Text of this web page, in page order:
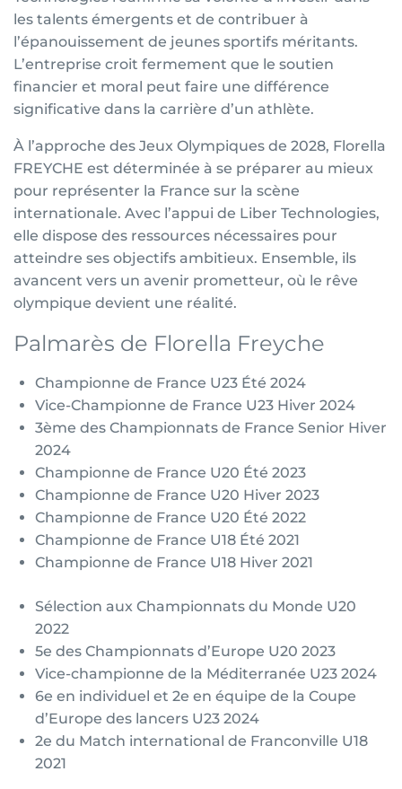
les talents émergents et de contribuer à
l’épanouissement de jeunes sportifs méritants.
L’entreprise croit fermement que le soutien
financier et moral peut faire une différence
significative dans la carrière d’un athlète.
À l’approche des Jeux Olympiques de 2028, Florella
FREYCHE est déterminée à se préparer au mieux
pour représenter la France sur la scène
internationale. Avec l’appui de Liber Technologies,
elle dispose des ressources nécessaires pour
atteindre ses objectifs ambitieux. Ensemble, ils
avancent vers un avenir prometteur, où le rêve
olympique devient une réalité.
Palmarès de Florella Freyche
Championne de France U23 Été 2024
Vice-Championne de France U23 Hiver 2024
3ème des Championnats de France Senior Hiver
2024
Championne de France U20 Été 2023
Championne de France U20 Hiver 2023
Championne de France U20 Été 2022
Championne de France U18 Été 2021
Championne de France U18 Hiver 2021
Sélection aux Championnats du Monde U20
2022
5e des Championnats d’Europe U20 2023
Vice-championne de la Méditerranée U23 2024
6e en individuel et 2e en équipe de la Coupe
d’Europe des lancers U23 2024
2e du Match international de Franconville U18
2021